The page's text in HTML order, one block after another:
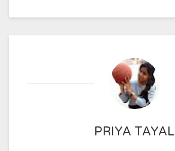
PRIYA TAYAL